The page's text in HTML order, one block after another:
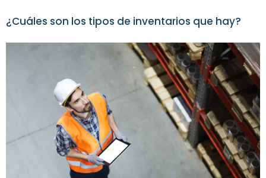
¿Cuáles son los tipos de inventarios que hay?